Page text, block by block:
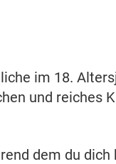
im 18.
und reiches
dem du dich